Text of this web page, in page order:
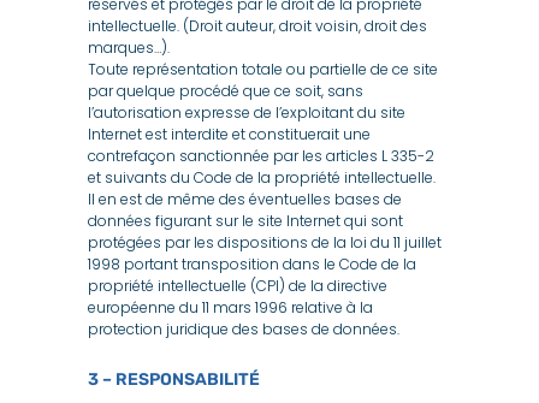
réservés et protégés par le droit de la propriété
intellectuelle. (Droit auteur, droit voisin, droit des
marques…).
Toute représentation totale ou partielle de ce site
par quelque procédé que ce soit, sans
l’autorisation expresse de l’exploitant du site
Internet est interdite et constituerait une
contrefaçon sanctionnée par les articles L 335-2
et suivants du Code de la propriété intellectuelle.
Il en est de même des éventuelles bases de
données figurant sur le site Internet qui sont
protégées par les dispositions de la loi du 11 juillet
1998 portant transposition dans le Code de la
propriété intellectuelle (CPI) de la directive
européenne du 11 mars 1996 relative à la
protection juridique des bases de données.
3 – RESPONSABILITÉ